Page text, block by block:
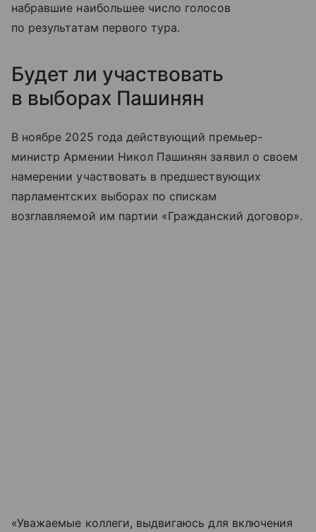
набравшие наибольшее число голосов
по результатам первого тура.
Будет ли участвовать
в выборах Пашинян
В ноябре 2025 года действующий премьер-
министр Армении Никол Пашинян заявил о своем
намерении участвовать в предшествующих
парламентских выборах по спискам
возглавляемой им партии «Гражданский договор».
«Уважаемые коллеги, выдвигаюсь для включения